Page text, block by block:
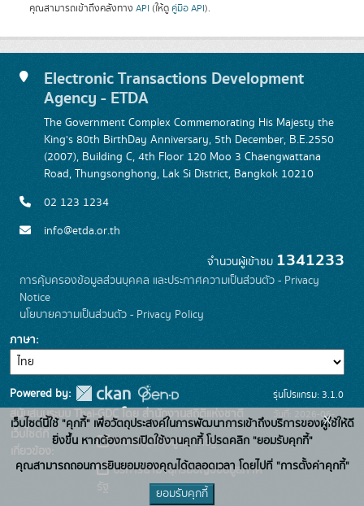
คุณสามารถเข้าถึงคลังทาง API (ให้ดู คู่มือ API).
Electronic Transactions Development
Agency - ETDA
The Government Complex Commemorating His Majesty the
King's 80th BirthDay Anniversary, 5th December, B.E.2550
(2007), Building C, 4th Floor 120 Moo 3 Chaengwattana
Road, Thungsonghong, Lak Si District, Bangkok 10210
02 123 1234
info@etda.or.th
จำนวนผู้เข้าชม 1341233
การคุ้มครองข้อมูลส่วนบุคคล และประกาศความเป็นส่วนตัว - Privacy
Notice
นโยบายความเป็นส่วนตัว - Privacy Policy
ภาษา
Powered by:
สนับสนุนระบบ Thai-GDC โดย สำนักงานสถิติแห่งชาติ
เว็บไซต์ที่
เกี่ยวข้อง:
ระบบบัญชีข้อมูลภาครัฐ
บริการนามานุกรมบัญชีข้อมูลภาค
รุ่นโปรแกรม: 3.1.0
วันที่: 2026-06-
22
เว็บไซต์นี้ใช้ "คุกกี้" เพื่อวัตถุประสงค์ในการพัฒนาการเข้าถึงบริการของผู้ใช้ให้ดี
ยิ่งขึ้น หากต้องการเปิดใช้งานคุกกี้ โปรดคลิก "ยอมรับคุกกี้"
คุณสามารถถอนการยินยอมของคุณได้ตลอดเวลา โดยไปที่ "การตั้งค่าคุกกี้"
ยอมรับคุกกี้
x